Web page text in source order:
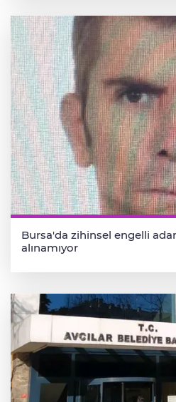
Bursa'da zihinsel engelli
alınamıyor